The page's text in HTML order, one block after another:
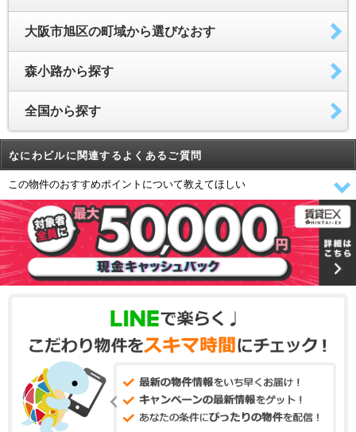
大阪市旭区の町域から選びなおす
森小路から探す
全国から探す
なにわビルに関連するよくあるご質問
この物件のおすすめポイントについて教えてほしい